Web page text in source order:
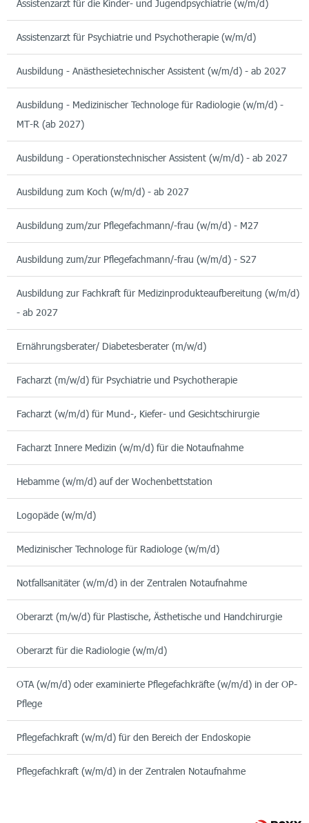
Assistenzarzt für die Kinder- und Jugendpsychiatrie (w/m/d)
Assistenzarzt für Psychiatrie und Psychotherapie (w/m/d)
Ausbildung - Anästhesietechnischer Assistent (w/m/d) - ab 2027
Ausbildung - Medizinischer Technologe für Radiologie (w/m/d) -
MT-R (ab 2027)
Ausbildung - Operationstechnischer Assistent (w/m/d) - ab 2027
Ausbildung zum Koch (w/m/d) - ab 2027
Ausbildung zum/zur Pflegefachmann/-frau (w/m/d) - M27
Ausbildung zum/zur Pflegefachmann/-frau (w/m/d) - S27
Ausbildung zur Fachkraft für Medizinprodukteaufbereitung (w/m/d)
- ab 2027
Ernährungsberater/ Diabetesberater (m/w/d)
Facharzt (m/w/d) für Psychiatrie und Psychotherapie
Facharzt (w/m/d) für Mund-, Kiefer- und Gesichtschirurgie
Facharzt Innere Medizin (w/m/d) für die Notaufnahme
Hebamme (w/m/d) auf der Wochenbettstation
Logopäde (w/m/d)
Medizinischer Technologe für Radiologe (w/m/d)
Notfallsanitäter (w/m/d) in der Zentralen Notaufnahme
Oberarzt (m/w/d) für Plastische, Ästhetische und Handchirurgie
Oberarzt für die Radiologie (w/m/d)
OTA (w/m/d) oder examinierte Pflegefachkräfte (w/m/d) in der OP-
Pflege
Pflegefachkraft (w/m/d) für den Bereich der Endoskopie
Pflegefachkraft (w/m/d) in der Zentralen Notaufnahme